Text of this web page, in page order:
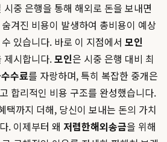
중 은행을 통해 해외로 돈을 보내면
겨진 비용이 발생하여 총비용이 예상
있습니다. 바로 이 지점에서 모인
제시합니다.모인은 시중 은행 대비 최
수료를 자랑하며, 특히 복잡한 중개은
합리적인 비용 구조를 완성했습니다.
택까지 더해, 당신이 보내는 돈의 가치
. 이제부터 왜 저렴한해외송금을 위해